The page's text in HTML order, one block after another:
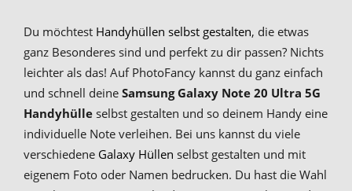
Du möchtest Handyhüllen selbst gestalten, die etwas
ganz Besonderes sind und perfekt zu dir passen? Nichts
leichter als das! Auf PhotoFancy kannst du ganz einfach
und schnell deine Samsung Galaxy Note 20 Ultra 5G
Handyhülle selbst gestalten und so deinem Handy eine
individuelle Note verleihen. Bei uns kannst du viele
verschiedene Galaxy Hüllen selbst gestalten und mit
eigenem Foto oder Namen bedrucken. Du hast die Wahl